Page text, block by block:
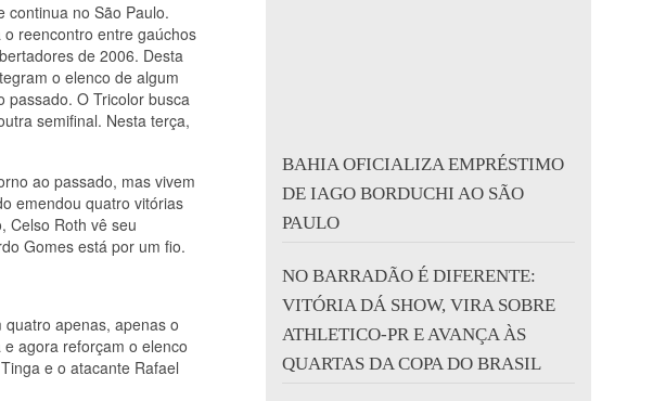
continua no São Paulo.
reencontro entre gaúchos
de 2006. Desta
o elenco de algum
passado. O Tricolor busca
semifinal. Nesta terça,
ao passado, mas vivem
emendou quatro vitórias
Celso Roth vê seu
Gomes está por um fio.
apenas, apenas o
agora reforçam o elenco
e o atacante Rafael
BAHIA OFICIALIZA EMPRÉSTIMO
DE IAGO BORDUCHI AO SÃO
PAULO
NO BARRADÃO É DIFERENTE:
VITÓRIA DÁ SHOW, VIRA SOBRE
ATHLETICO-PR E AVANÇA ÀS
QUARTAS DA COPA DO BRASIL